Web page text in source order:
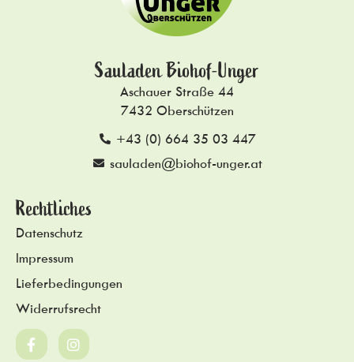
Sauladen Biohof-Unger
Aschauer Straße 44
7432 Oberschützen
+43 (0) 664 35 03 447
sauladen@biohof-unger.at
Rechtliches
Datenschutz
Impressum
Lieferbedingungen
Widerrufsrecht